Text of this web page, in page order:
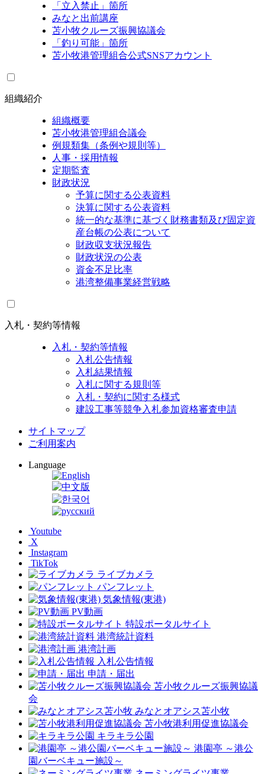
「立入禁止」箇所
みなと出前講座
苫小牧クルーズ振興協議会
「釣り可能」箇所
苫小牧港管理組合公式SNSアカウント
組織紹介
組織概要
苫小牧港管理組合議会
例規類集（条例や規則等）
人事・採用情報
定期監査
財政状況
予算に関する公表資料
決算に関する公表資料
統一的な基準に基づく財務書類及び固定資
産台帳の公表について
財政収支状況報告
財政状況の公表
資金不足比率
港湾整備事業経営戦略
入札・契約等情報
入札・契約等情報
入札公告情報
入札結果情報
入札に関する規則等
入札・契約に関する様式
建設工事等競争入札参加資格審査申請
サイトマップ
ご利用案内
Language
Youtube
X
Instagram
TikTok
ライブカメラ
パンフレット
気象情報(東港)
PV動画
特設ポータルサイト
港湾統計資料
港湾計画
入札公告情報
申請・届出
苫小牧クルーズ振興協議
会
みなとオアシス苫小牧
苫小牧港利用促進協議会
キラキラ公園
港園亭 ～港公
園バーベキュー施設～